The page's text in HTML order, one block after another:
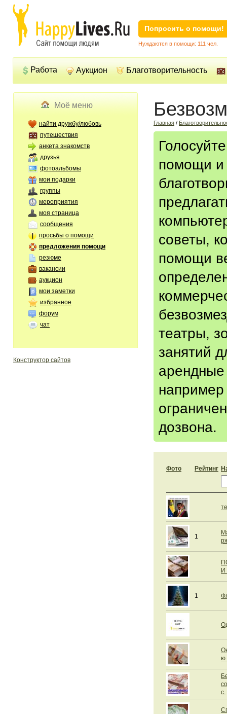
Попросить о помощи!
Нуждаются в помощи: 111 чел.
Работа Аукцион Благотворительность
Моё меню
найти дружбу/любовь
путешествия
анкета знакомств
друзья
фотоальбомы
мои подарки
группы
мероприятия
моя страница
сообщения
просьбы о помощи
предложения помощи
резюме
вакансии
аукцион
мои заметки
избранное
форум
чат
Конструктор сайтов
Главная /
помощи и
советы,
помощи
театры,
занятий
например
дозвона.
Фото Рейтинг
1
И
1
ю
с.